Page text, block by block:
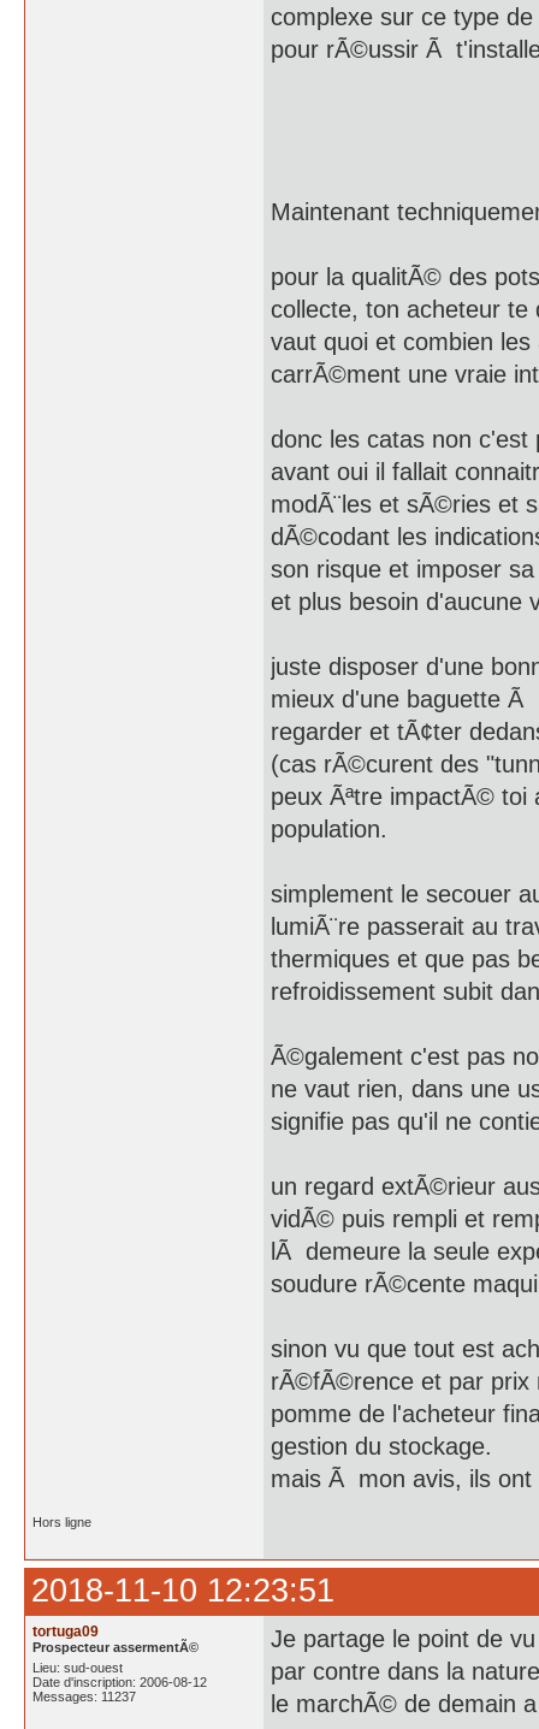
complexe sur ce type
pour rÃ©ussir Ã
Maintenant
pour la qualitÃ© des
collecte, ton acheteur
vaut quoi et combien
carrÃ©ment une vraie
donc les catas non
avant oui il fallait
modÃ¨les et sÃ©ries et
dÃ©codant les
son risque et imposer
et plus besoin d'aucune
juste disposer d'une
mieux d'une baguette Ã
regarder et tÃ¢ter
(cas rÃ©curent des
peux Ãªtre impactÃ© toi
population.
simplement le secouer
lumiÃ¨re passerait au
thermiques et que pas
refroidissement subit
Ã©galement c'est pas
ne vaut rien, dans une
signifie pas qu'il ne
un regard extÃ©rieur
vidÃ© puis rempli et
lÃ demeure la seule
soudure rÃ©cente
sinon vu que tout est
rÃ©fÃ©rence et par prix
pomme de l'acheteur
gestion du stockage.
mais Ã mon avis, ils
Hors ligne
2018-11-10 12:23:51
tortuga09
Prospecteur assermentÃ©
Lieu: sud-ouest
Date d'inscription: 2006-08-12
Messages: 11237
Je partage le point de
par contre dans la
le marchÃ© de demain